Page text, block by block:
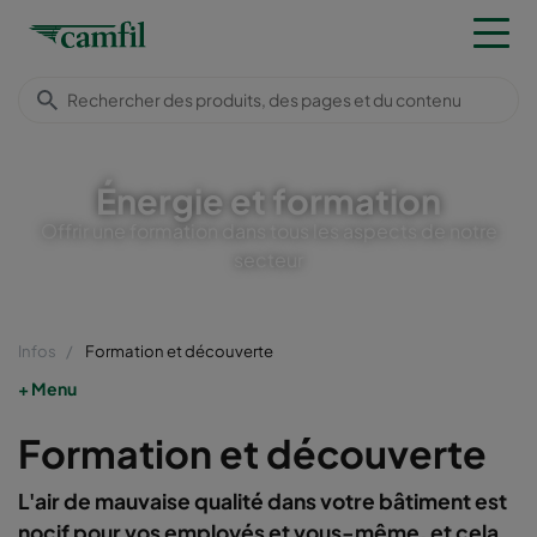
Énergie et formation
Offrir une formation dans tous les aspects de notre
Infos Formation et découverte
Menu
Formation et découverte
L'air de mauvaise qualité dans votre bâtiment est
nocif pour vos employés et vous-même, et cela